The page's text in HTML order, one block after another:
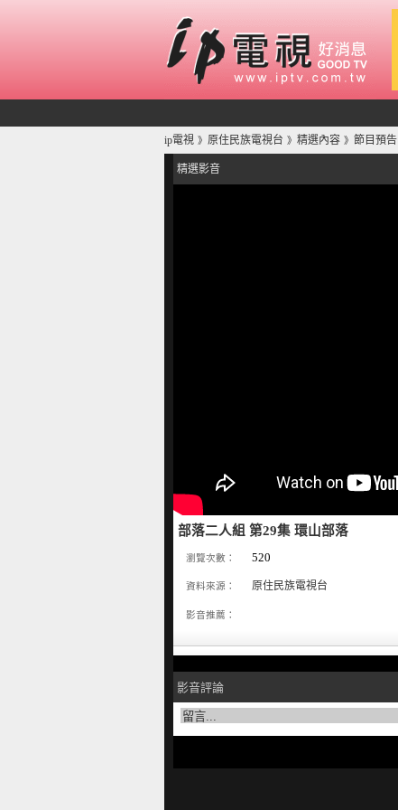
ip電視 》 原住民族電視台 》 精選內容 》 節目預告
精選影音
部落二人組 第29集 環山部落
瀏覽次數： 520
資料來源： 原住民族電視台
影音推薦：
影音評論